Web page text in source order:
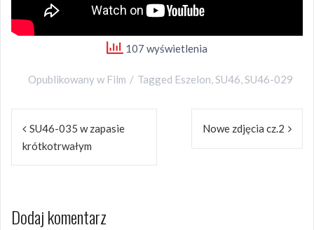
107 wyświetlenia
Opublikowany w Film Tagged Eszelon,SU46,SU46-029
Nawigacja
wpisu
SU46-035 w zapasie
krótkotrwałym
Nowe zdjęcia cz.2
Dodaj komentarz